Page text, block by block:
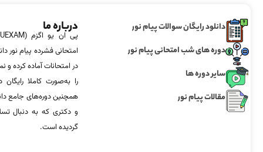
دانلود رایگان سوالات پیام نور
دوره های شب امتحانی پیام نور
سایر دوره ها
مقالات پیام نور
درباره ما
امتحانی فشرده پیام نور
در امتحانات آماده‌ کرده
را به‌صورت کاملا
همچنین دوره‌های جامع
و دکتری که به دنبال
گردیده است.